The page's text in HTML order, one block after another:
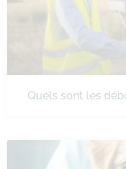
Quels sont les